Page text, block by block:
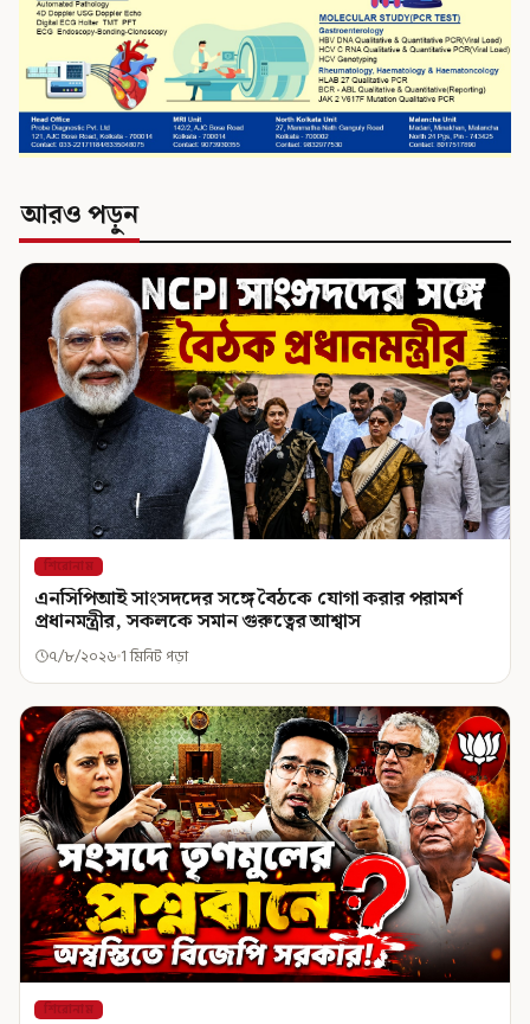
আরও পড়ুন
শিরোনাম
এনসিপিআই সাংসদদের সঙ্গে বৈঠকে যোগা করার পরামর্শ
প্রধানমন্ত্রীর, সকলকে সমান গুরুত্বের আশ্বাস
৭/৮/২০২৬ 1 মিনিট পড়া
শিরোনাম